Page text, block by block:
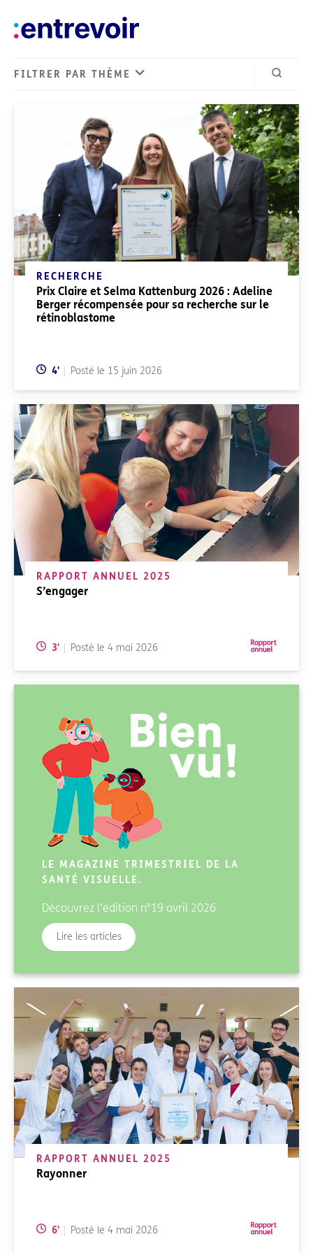
FILTRER PAR THÈME
Derniers articles
RECHERCHE
Prix Claire et Selma Kattenburg 2026 : Adeline
Berger récompensée pour sa recherche sur le
rétinoblastome
Temps de lecture:
4' Posté le 15 juin 2026
RAPPORT ANNUEL 2025
S’engager
Temps de lecture:
3' Posté le 4 mai 2026
RAPPORT ANNUEL 2025
Rayonner
Temps de lecture:
6' Posté le 4 mai 2026
LE MAGAZINE TRIMESTRIEL DE LA
SANTÉ VISUELLE.
Découvrez l’édition n°19 avril 2026
Lire les articlesdu magazine Bienvu!